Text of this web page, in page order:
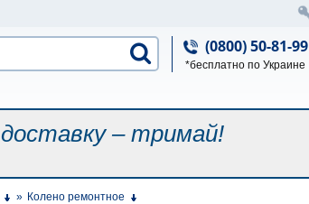
(0800) 50-81-99
*бесплатно по Украине
доставку – тримай!
» Колено ремонтное